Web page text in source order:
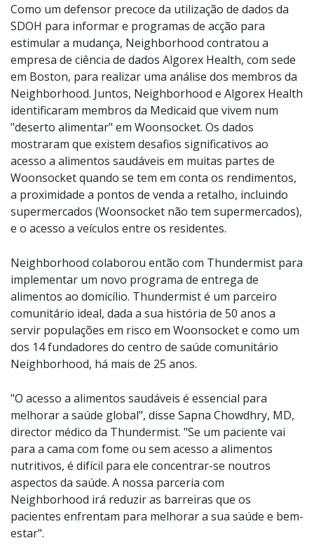
Como um defensor precoce da utilização de dados da
SDOH para informar e programas de acção para
estimular a mudança, Neighborhood contratou a
empresa de ciência de dados Algorex Health, com sede
em Boston, para realizar uma análise dos membros da
Neighborhood. Juntos, Neighborhood e Algorex Health
identificaram membros da Medicaid que vivem num
"deserto alimentar" em Woonsocket. Os dados
mostraram que existem desafios significativos ao
acesso a alimentos saudáveis em muitas partes de
Woonsocket quando se tem em conta os rendimentos,
a proximidade a pontos de venda a retalho, incluindo
supermercados (Woonsocket não tem supermercados),
e o acesso a veículos entre os residentes.
Neighborhood colaborou então com Thundermist para
implementar um novo programa de entrega de
alimentos ao domicílio. Thundermist é um parceiro
comunitário ideal, dada a sua história de 50 anos a
servir populações em risco em Woonsocket e como um
dos 14 fundadores do centro de saúde comunitário
Neighborhood, há mais de 25 anos.
"O acesso a alimentos saudáveis é essencial para
melhorar a saúde global", disse Sapna Chowdhry, MD,
director médico da Thundermist. "Se um paciente vai
para a cama com fome ou sem acesso a alimentos
nutritivos, é difícil para ele concentrar-se noutros
aspectos da saúde. A nossa parceria com
Neighborhood irá reduzir as barreiras que os
pacientes enfrentam para melhorar a sua saúde e bem-
estar".